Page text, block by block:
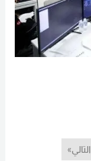
التالي»